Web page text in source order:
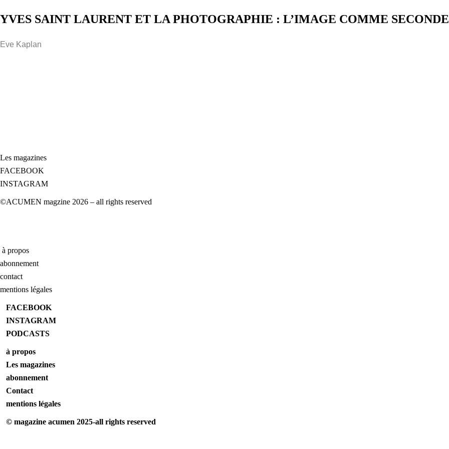
YVES SAINT LAURENT ET LA PHOTOGRAPHIE : L’IMAGE COMME
Eve Kaplan
Les magazines
FACEBOOK
INSTAGRAM
©ACUMEN magzine 2026 – all rights reserved
à propos
abonnement
contact
mentions légales
FACEBOOK
INSTAGRAM
PODCASTS
à propos
Les magazines
abonnement
Contact
mentions légales
© magazine acumen 2025-all rights reserved